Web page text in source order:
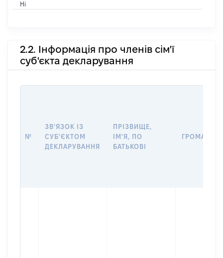
Ні
2.2. Інформація про членів сім'ї
суб'єкта декларування
№
ЗВ'ЯЗОК ІЗ
СУБ'ЄКТОМ
ДЕКЛАРУВАННЯ
ПРІЗВИЩЕ,
ІМ'Я, ПО
БАТЬКОВІ